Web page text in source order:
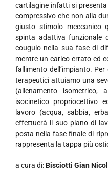
cartilagine infatti si
compressivo che non alla
giusto stimolo meccanico
spinta adattiva funzionale
cougulo nella sua fase di
mentre un carico errato ed
fallimento dell’impianto.
terapeutici attuiamo una
(allenamento isometrico,
isocinetico propriocettivo
lavoro (acqua, sabbia,
effettuerà il suo piano di
posta nella fase finale di
rappresenta la tappa più
a cura di:Bisciotti Gian